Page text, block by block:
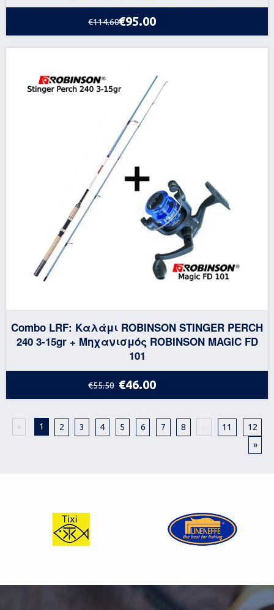
€114.60€95.00
Combo LRF: Καλάμι ROBINSON STINGER PERCH
240 3-15gr + Μηχανισμός ROBINSON MAGIC FD
101
€55.50 €46.00
« 1 2 3 4 5 6 7 8 ... 11
12
»